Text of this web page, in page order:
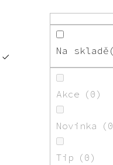
Na skladě
Akce 0
Novinka 0
Tip 0